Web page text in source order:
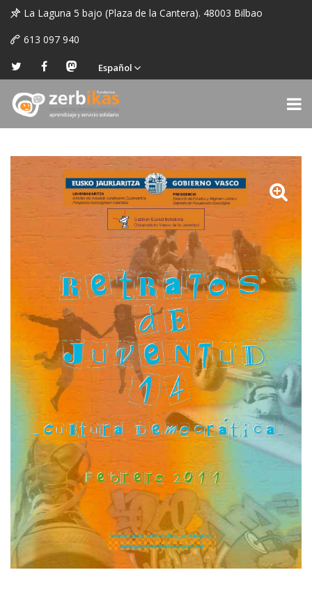
La Laguna 5 bajo (Plaza de la Cantera). 48003 Bilbao
613 097 940
Español